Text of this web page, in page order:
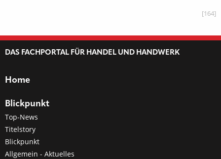
[164]
DAS FACHPORTAL FÜR HANDEL UND HANDWERK
Home
Blickpunkt
Top-News
Titelstory
Blickpunkt
Allgemein - Aktuelles